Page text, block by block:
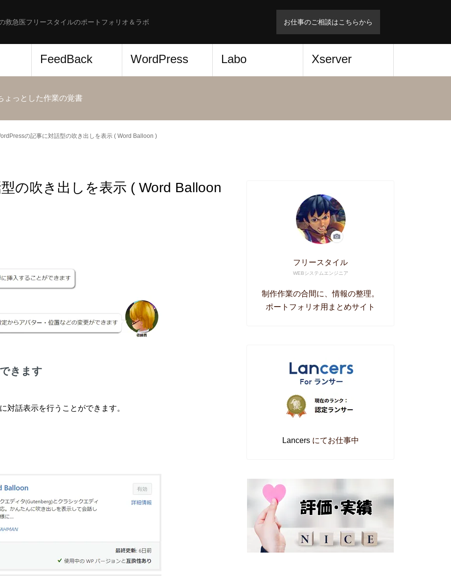
救急医フリースタイルのポートフォリオ＆ラボ お仕事のご相談はこちらから
FeedBack WordPress Labo Xserver
ょっとした作業の覚書
の記事に対話型の吹き出しを表示 ( Word Balloon )
の吹き出しを表示 ( Word Balloon
きます
対話表示を行うことができます。
フリースタイル
WEBシステムエンジニア
制作作業の合間に、情報の整理。
ポートフォリオ用まとめサイト
Lancersにてお仕事中